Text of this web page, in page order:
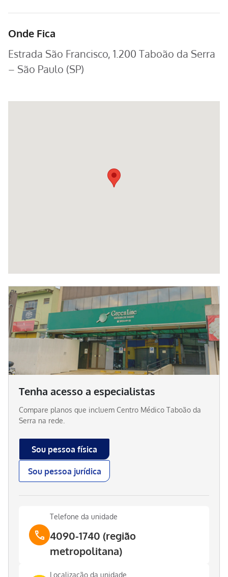
Onde Fica
Estrada São Francisco, 1.200 Taboão da Serra
– São Paulo (SP)
Tenha acesso a especialistas
Compare planos que incluem Centro Médico Taboão da
Serra na rede.
Sou pessoa física
Sou pessoa jurídica
Telefone da unidade
4090-1740 (região
metropolitana)
Localização da unidade